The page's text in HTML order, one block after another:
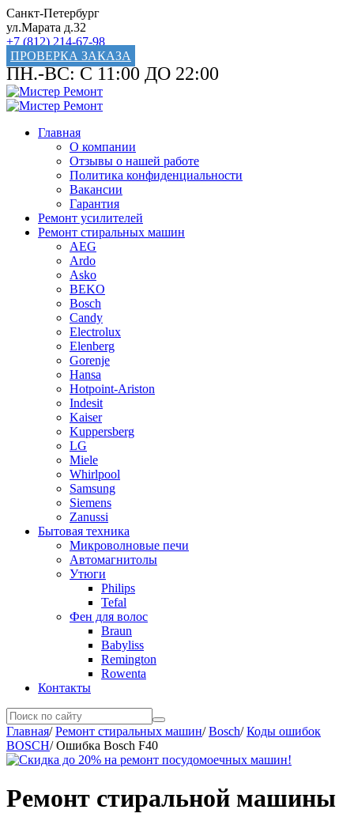
Санкт-Петербург
ул.Марата д.32
+7 (812) 214-67-98
ПРОВЕРКА ЗАКАЗА
ПН.-ВС: С 11:00 ДО 22:00
Главная
О компании
Отзывы о нашей работе
Политика конфиденциальности
Вакансии
Гарантия
Ремонт усилителей
Ремонт стиральных машин
AEG
Ardo
Asko
BEKO
Bosch
Candy
Electrolux
Elenberg
Gorenje
Hansa
Hotpoint-Ariston
Indesit
Kaiser
Kuppersberg
LG
Miele
Whirlpool
Samsung
Siemens
Zanussi
Бытовая техника
Микроволновые печи
Автомагнитолы
Утюги
Philips
Tefal
Фен для волос
Braun
Babyliss
Remington
Rowenta
Контакты
Главная/Ремонт стиральных машин/Bosch/Коды ошибок
BOSCH/Ошибка Bosch F40
Ремонт стиральной машины